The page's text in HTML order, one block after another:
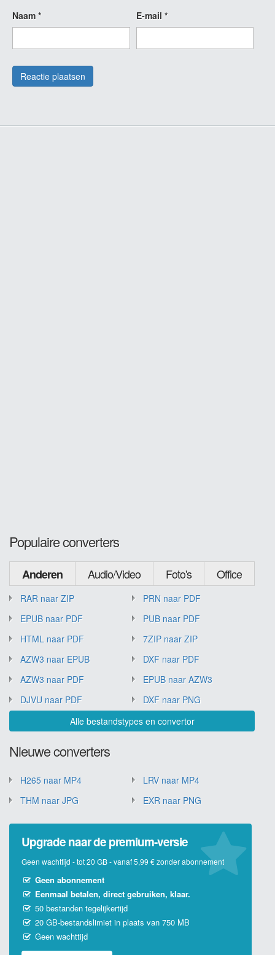
Naam * E-mail *
Populaire converters
Anderen Audio/Video Foto's Office
RAR naar ZIP
PRN naar PDF
EPUB naar PDF
PUB naar PDF
HTML naar PDF
7ZIP naar ZIP
AZW3 naar EPUB
DXF naar PDF
AZW3 naar PDF
EPUB naar AZW3
DJVU naar PDF
DXF naar PNG
Alle bestandstypes en convertor
Nieuwe converters
H265 naar MP4
LRV naar MP4
THM naar JPG
EXR naar PNG
Upgrade naar de premium-versie
Geen wachttijd - tot 20 GB - vanaf 5,99 € zonder abonnement
Geen abonnement
Eenmaal betalen, direct gebruiken, klaar.
50 bestanden tegelijkertijd
20 GB-bestandslimiet in plaats van 750 MB
Geen wachttijd